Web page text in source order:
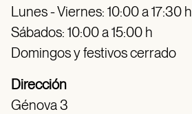
Lunes - Viernes: 10:00 a 17:30 h
Sábados: 10:00 a 15:00 h
Domingos y festivos cerrado
Dirección
Génova 3